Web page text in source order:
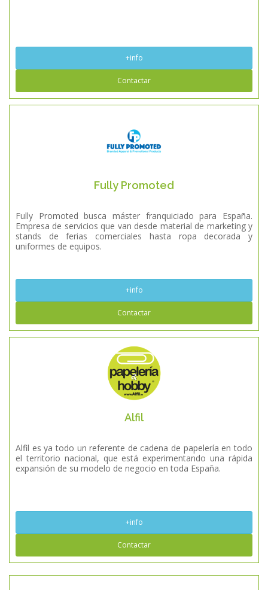
+info
Contactar
Fully Promoted
Fully Promoted busca máster franquiciado para España.
Empresa de servicios que van desde material de marketing y
stands de ferias comerciales hasta ropa decorada y
uniformes de equipos.
+info
Contactar
Alfil
Alfil es ya todo un referente de cadena de papelería en todo
el territorio nacional, que está experimentando una rápida
expansión de su modelo de negocio en toda España.
+info
Contactar